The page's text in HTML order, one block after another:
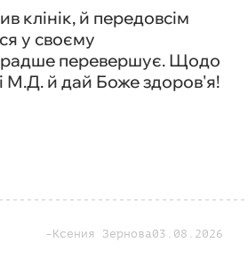
клінік, й передовсім
у своєму
радше перевершує. Щодо
М.Д. й дай Боже здоров'я!
Ксения Зернова 03.08.2026